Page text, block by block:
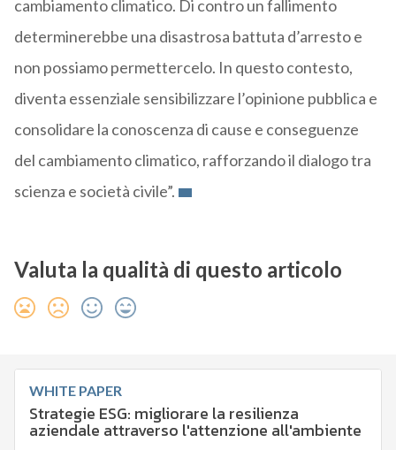
cambiamento climatico. Di contro un fallimento
determinerebbe una disastrosa battuta d’arresto e
non possiamo permettercelo. In questo contesto,
diventa essenziale sensibilizzare l’opinione pubblica e
consolidare la conoscenza di cause e conseguenze
del cambiamento climatico, rafforzando il dialogo tra
scienza e società civile”.
Valuta la qualità di questo articolo
WHITE PAPER
Strategie ESG: migliorare la resilienza
aziendale attraverso l'attenzione all'ambiente